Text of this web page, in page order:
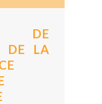
DE
DE LA